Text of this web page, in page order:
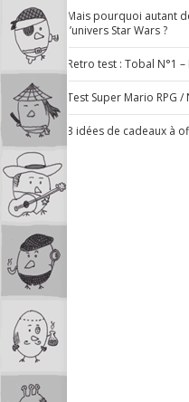
Mais pourquoi autant
l’univers Star Wars ?
Retro test : Tobal N°1 –
Test Super Mario RPG
3 idées de cadeaux à